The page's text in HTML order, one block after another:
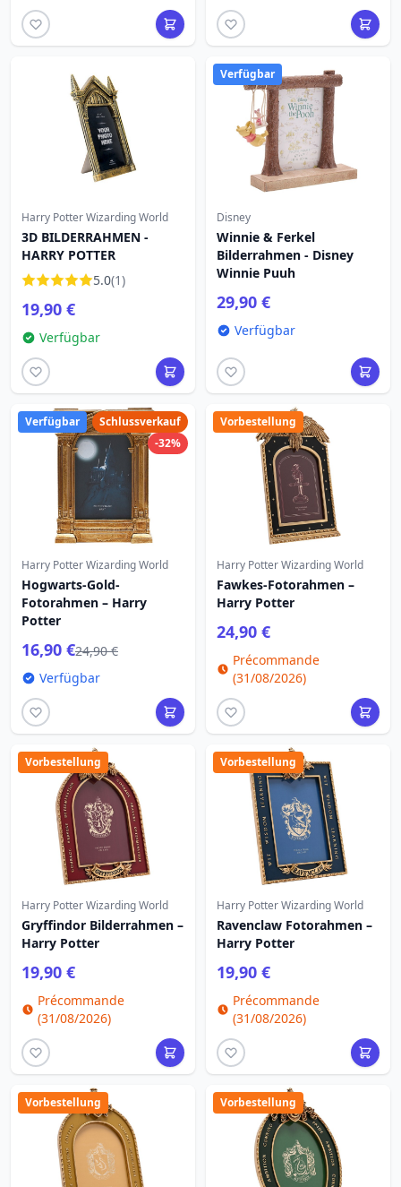
Harry Potter Wizarding World
3D BILDERRAHMEN -
HARRY POTTER
5.0(1)
19,90 €
Verfügbar
Verfügbar
Disney
Winnie & Ferkel
Bilderrahmen - Disney
Winnie Puuh
29,90 €
Verfügbar
Schlussverkauf
-32%
Verfügbar
Harry Potter Wizarding World
Hogwarts-Gold-
Fotorahmen – Harry
Potter
16,90 €24,90 €
Verfügbar
Vorbestellung
Harry Potter Wizarding World
Fawkes-Fotorahmen –
Harry Potter
24,90 €
Précommande
(31/08/2026)
Vorbestellung
Harry Potter Wizarding World
Gryffindor Bilderrahmen –
Harry Potter
19,90 €
Précommande
(31/08/2026)
Vorbestellung
Harry Potter Wizarding World
Ravenclaw Fotorahmen –
Harry Potter
19,90 €
Précommande
(31/08/2026)
Vorbestellung Vorbestellung